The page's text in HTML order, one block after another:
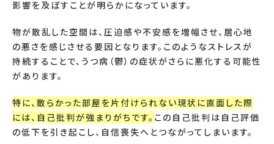
影響を及ぼすことが明らかになっています。
物が散乱した空間は、圧迫感や不安感を増幅させ、居心地
の悪さを感じさせる要因となります。このようなストレスが
持続することで、うつ病（鬱）の症状がさらに悪化する可能性
があります。
特に、散らかった部屋を片付けられない現状に直面した際
には、自己批判が強まりがちです。 この自己批判は自己評価
の低下を引き起こし、自信喪失へとつながってしまいます。